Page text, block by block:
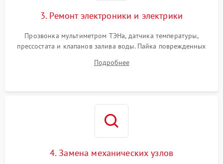
3. Ремонт электроники и электрики
Прозвонка мультиметром ТЭНа, датчика температуры,
прессостата и клапанов залива воды. Пайка поврежденных
Восстановление целостности проводки и контактов.
Подробнее
4. Замена механических узлов